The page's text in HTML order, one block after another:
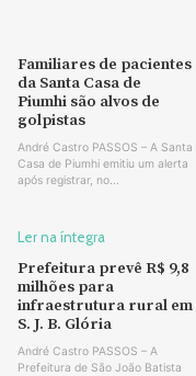
Familiares de pacientes
da Santa Casa de
Piumhi são alvos de
golpistas
André Castro PASSOS – A Santa
Casa de Piumhi emitiu um alerta
após registrar, no...
Ler na íntegra
Prefeitura prevê R$ 9,8
milhões para
infraestrutura rural em
S. J. B. Glória
André Castro PASSOS – A
Prefeitura de São João Batista